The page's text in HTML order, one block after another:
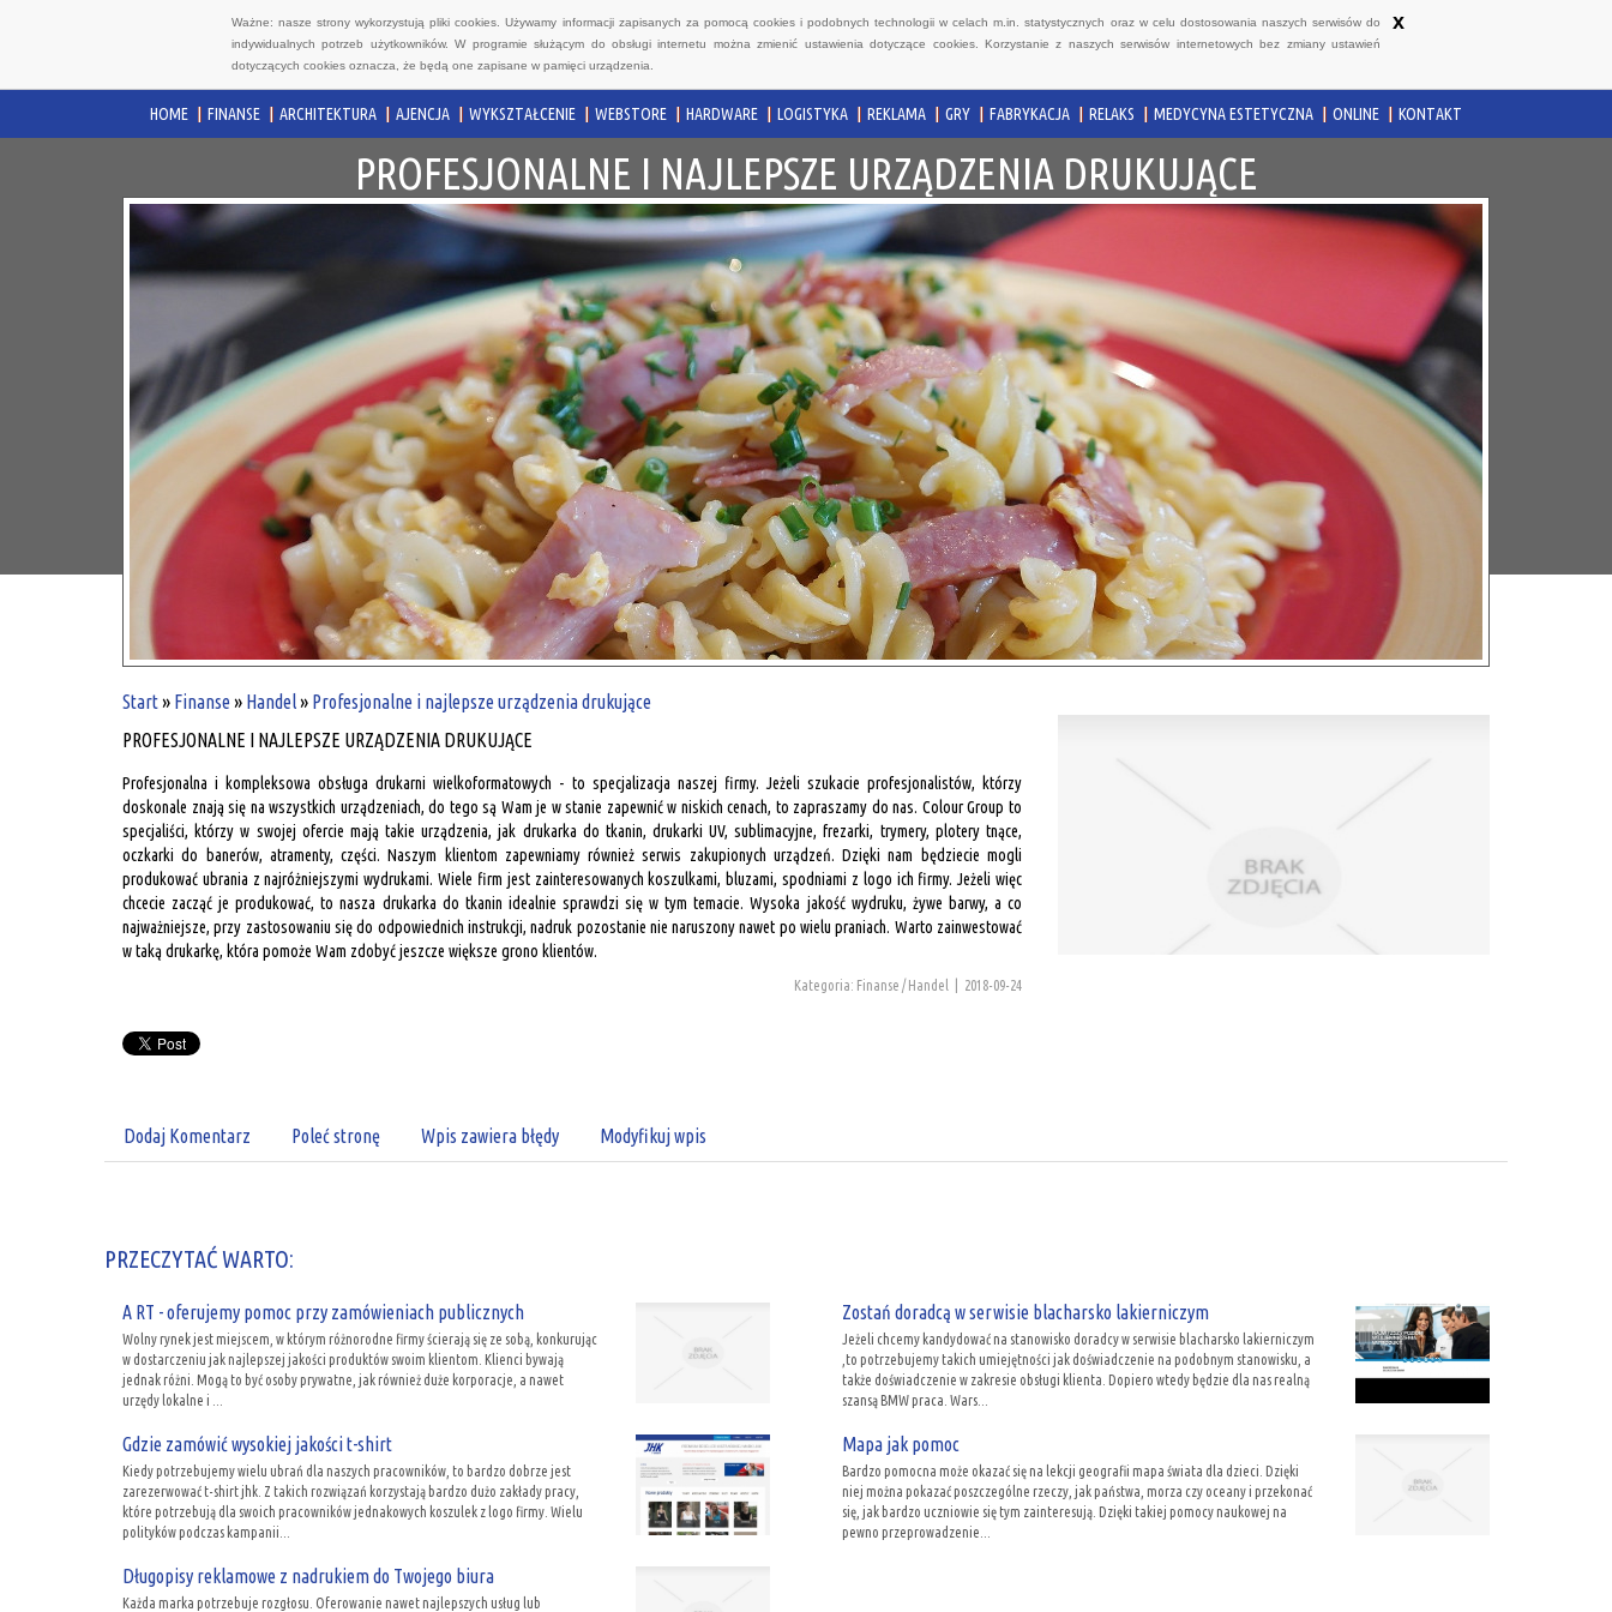
Ważne: nasze strony wykorzystują pliki cookies. Używamy informacji zapisanych za pomocą cookies i podobnych technologii w celach m.in. statystycznych oraz w celu dostosowania naszych serwisów do
indywidualnych potrzeb użytkowników. W programie służącym do obsługi internetu można zmienić ustawienia dotyczące cookies. Korzystanie z naszych serwisów internetowych bez zmiany ustawień
dotyczących cookies oznacza, że będą one zapisane w pamięci urządzenia.
x
HOME FINANSE ARCHITEKTURA AJENCJA WYKSZTAŁCENIE WEBSTORE HARDWARE LOGISTYKA REKLAMA GRY FABRYKACJA RELAKS MEDYCYNA ESTETYCZNA ONLINE KONTAKT
PROFESJONALNE I NAJLEPSZE URZĄDZENIA DRUKUJĄCE
Start» Finanse» Handel» Profesjonalne i najlepsze urządzenia drukujące
PROFESJONALNE I NAJLEPSZE URZĄDZENIA DRUKUJĄCE
Profesjonalna i kompleksowa obsługa drukarni wielkoformatowych - to specjalizacja naszej firmy. Jeżeli szukacie profesjonalistów, którzy
doskonale znają się na wszystkich urządzeniach, do tego są Wam je w stanie zapewnić w niskich cenach, to zapraszamy do nas. Colour Group to
specjaliści, którzy w swojej ofercie mają takie urządzenia, jak drukarka do tkanin, drukarki UV, sublimacyjne, frezarki, trymery, plotery tnące,
oczkarki do banerów, atramenty, części. Naszym klientom zapewniamy również serwis zakupionych urządzeń. Dzięki nam będziecie mogli
produkować ubrania z najróżniejszymi wydrukami. Wiele firm jest zainteresowanych koszulkami, bluzami, spodniami z logo ich firmy. Jeżeli więc
chcecie zacząć je produkować, to nasza drukarka do tkanin idealnie sprawdzi się w tym temacie. Wysoka jakość wydruku, żywe barwy, a co
najważniejsze, przy zastosowaniu się do odpowiednich instrukcji, nadruk pozostanie nie naruszony nawet po wielu praniach. Warto zainwestować
w taką drukarkę, która pomoże Wam zdobyć jeszcze większe grono klientów.
Kategoria: Finanse / Handel 2018-09-24
Dodaj Komentarz Poleć stronę Wpis zawiera błędy Modyfikuj wpis
PRZECZYTAĆ WARTO:
A RT - oferujemy pomoc przy zamówieniach publicznych
Wolny rynek jest miejscem, w którym różnorodne firmy ścierają się ze sobą, konkurując
w dostarczeniu jak najlepszej jakości produktów swoim klientom. Klienci bywają
jednak różni. Mogą to być osoby prywatne, jak również duże korporacje, a nawet
urzędy lokalne i ...
Zostań doradcą w serwisie blacharsko lakierniczym
Jeżeli chcemy kandydować na stanowisko doradcy w serwisie blacharsko lakierniczym
,to potrzebujemy takich umiejętności jak doświadczenie na podobnym stanowisku, a
także doświadczenie w zakresie obsługi klienta. Dopiero wtedy będzie dla nas realną
szansą BMW praca. Wars...
Gdzie zamówić wysokiej jakości t-shirt
Kiedy potrzebujemy wielu ubrań dla naszych pracowników, to bardzo dobrze jest
zarezerwować t-shirt jhk. Z takich rozwiązań korzystają bardzo dużo zakłady pracy,
które potrzebują dla swoich pracowników jednakowych koszulek z logo firmy. Wielu
polityków podczas kampanii...
Mapa jak pomoc
Bardzo pomocna może okazać się na lekcji geografii mapa świata dla dzieci. Dzięki
niej można pokazać poszczególne rzeczy, jak państwa, morza czy oceany i przekonać
się, jak bardzo uczniowie się tym zainteresują. Dzięki takiej pomocy naukowej na
pewno przeprowadzenie...
Długopisy reklamowe z nadrukiem do Twojego biura
Każda marka potrzebuje rozgłosu. Oferowanie nawet najlepszych usług lub